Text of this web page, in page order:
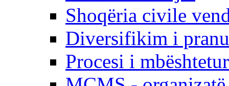
Shoqëria civile
Diversifikim i
Procesi i